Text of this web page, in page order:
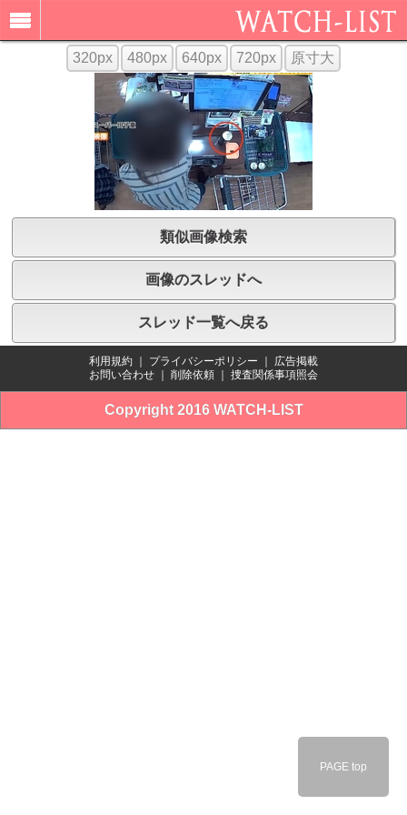
320px 480px 640px 720px 原寸大
類似画像検索
画像のスレッドへ
スレッド一覧へ戻る
利用規約 プライバシーポリシー
広告掲載
お問い合わせ
削除依頼 捜査関係事項照会
Copyright 2016 WATCH-LIST
PAGE top